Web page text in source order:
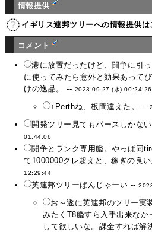
情報提供
イギリス連邦ツリーへの情報提供は
コメント
港に放置だったけど、闘争に引
に使ってみたら意外と効果あって
けの逸品。 -- 2023-09-27 (水) 00:24:26
↑Perthね、板間違えた。 --
開発ツリー見てもパースしかな
01:44:06
闘争とランク専用艦。やっぱ同
て1000000クレ超えと、稼ぎの良
12:29:44
英連邦ツリーばんじゃーい --
お～遂に英連邦のツリー実
みたくT8艦すら入手出来なか
して欲しいな。課金すれば